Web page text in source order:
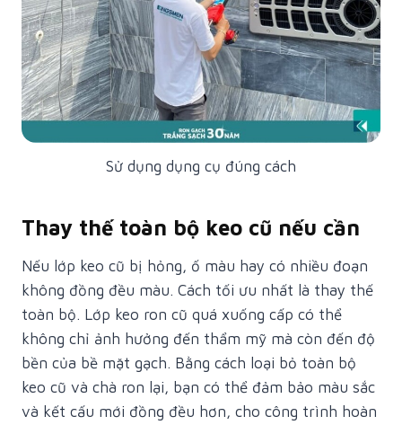
Sử dụng dụng cụ đúng cách
Thay thế toàn bộ keo cũ nếu cần
Nếu lớp keo cũ bị hỏng, ố màu hay có nhiều đoạn
không đồng đều màu. Cách tối ưu nhất là thay thế
toàn bộ. Lớp keo ron cũ quá xuống cấp có thể
không chỉ ảnh hưởng đến thẩm mỹ mà còn đến độ
bền của bề mặt gạch. Bằng cách loại bỏ toàn bộ
keo cũ và chà ron lại, bạn có thể đảm bảo màu sắc
và kết cấu mới đồng đều hơn, cho công trình hoàn